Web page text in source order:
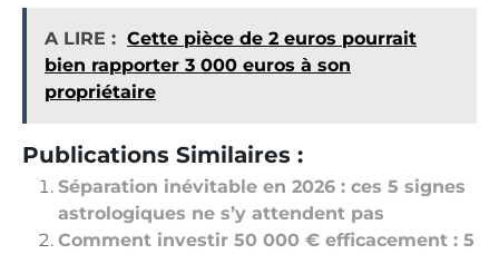
A LIRE : Cette pièce de 2 euros pourrait
bien rapporter 3 000 euros à son
propriétaire
Publications Similaires :
Séparation inévitable en 2026 : ces 5 signes
astrologiques ne s’y attendent pas
Comment investir 50 000 € efficacement : 5